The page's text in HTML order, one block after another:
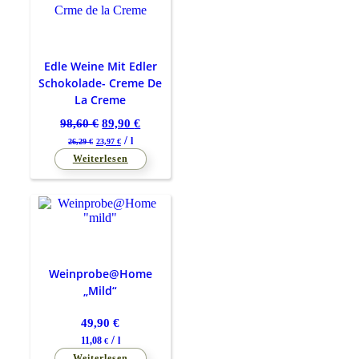
Edle Weine Mit Edler
Schokolade- Creme De
La Creme
98,60€ Ursprünglicher
Preis
war:
98,60 €
89,90€Aktueller
ist:
89,90 €.
26,29€ 23,97 €/ l
Weiterlesen
Weinprobe@Home
„mild“
49,90€
11,08 €/ l